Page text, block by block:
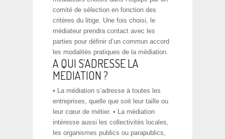
comité de sélection en fonction des
critères du litige. Une fois choisi, le
médiateur prendra contact avec les
parties pour définir d’un commun accord
les modalités pratiques de la médiation.
A QUI S’ADRESSE LA
MEDIATION ?
• La médiation s’adresse à toutes les
entreprises, quelle que soit leur taille ou
leur cœur de métier. • La médiation
intéresse aussi les collectivités locales,
les organismes publics ou parapublics,